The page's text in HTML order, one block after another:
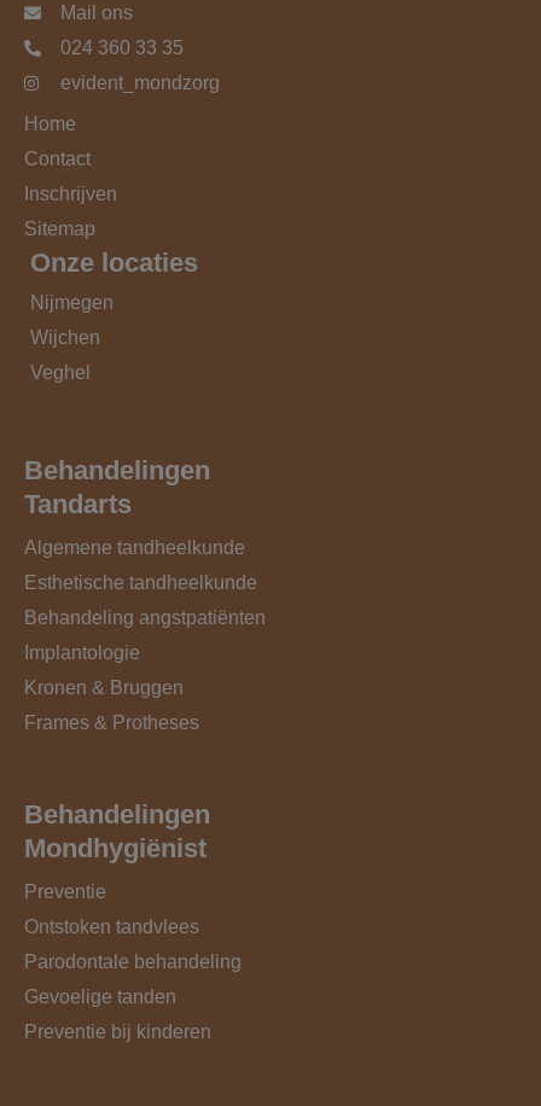
Mail ons
024 360 33 35
evident_mondzorg
Home
Contact
Inschrijven
Sitemap
Onze locaties
Nijmegen
Wijchen
Veghel
Behandelingen
Tandarts
Algemene tandheelkunde
Esthetische tandheelkunde
Behandeling angstpatiënten
Implantologie
Kronen & Bruggen
Frames & Protheses
Behandelingen
Mondhygiënist
Preventie
Ontstoken tandvlees
Parodontale behandeling
Gevoelige tanden
Preventie bij kinderen